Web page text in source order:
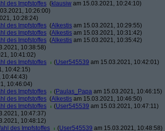
des Impfstoffes (klausiw am 15.03.2021, 10:24:10)
10:26:00)
10:28:24)
des Impfstoffes (Alkestis am 15.03.2021, 10:29:55)
des Impfstoffes (Alkestis am 15.03.2021, 10:31:42)
des Impfstoffes (Alkestis am 15.03.2021, 10:35:42)
10:38:58)
10:41:02)
des Impfstoffes
(User545539 am 15.03.2021, 10:42:01)
10:42:15)
10:44:43)
10:46:04)
des Impfstoffes
(Paulas_Papa am 15.03.2021, 10:46:15)
des Impfstoffes (Alkestis am 15.03.2021, 10:46:50)
des Impfstoffes
(User545539 am 15.03.2021, 10:47:11)
10:47:37)
10:48:12)
des Impfstoffes
(User545539 am 15.03.2021, 10:48:58)